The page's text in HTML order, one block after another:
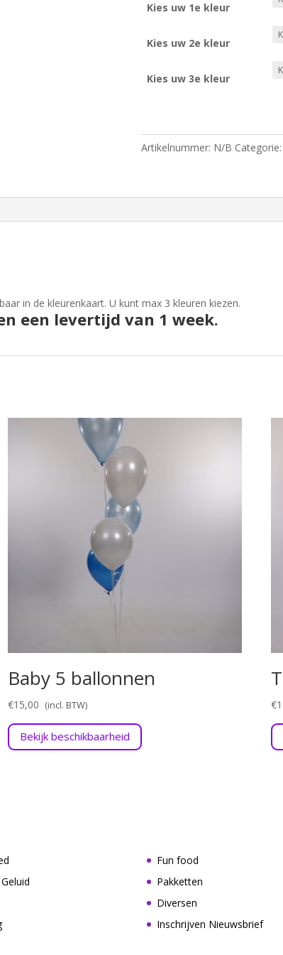
Kies uw 1e kleur
Kies uw 2e kleur
Kies uw 3e kleur
1
diverse
Artikelnummer: N/B Categorie:
in de kleurenkaart. U kunt max 3 kleuren kiezen.
een levertijd van 1 week.
Baby 5 ballonnen
€15,00
Bekijk beschikbaarheid
€
Fun food
Pakketten
Diversen
Inschrijven Nieuwsbrief